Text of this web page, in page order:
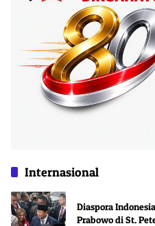
Internasional
Diaspora
Prabowo di St.